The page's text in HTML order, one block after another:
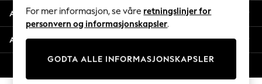
Trending: Clogs
Toy Story
THE SET
Coats & Jackets
Sweatshirts & Hoodies
Avdelinger
Andre tjenester
For mer informasjon, se våre retningslinjer for
personvern og informasjonskapsler.
GODTA ALLE INFORMASJONSKAPSLER